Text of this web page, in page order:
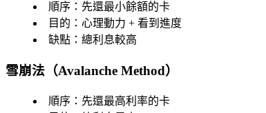
順序 ：先還最小餘額的卡
目的 ：心理動力 + 看到進度
缺點 ：總利息較高
雪崩法（Avalanche Method）
順序 ：先還最高利率的卡